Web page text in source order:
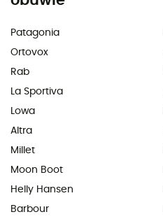
Patagonia
Ortovox
Rab
La Sportiva
Lowa
Altra
Millet
Moon Boot
Helly Hansen
Barbour